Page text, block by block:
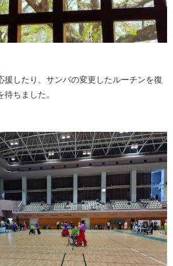
援したり、サンバの変更したルーチンを復
ちました。